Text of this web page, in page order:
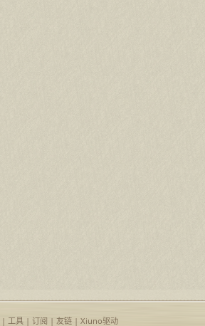
| 工具 | 订阅 | 友链 | Xiuno驱动